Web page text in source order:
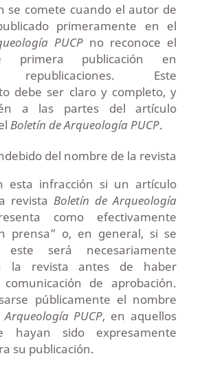
se comete cuando el autor de
primeramente en el
PUCP no reconoce el
primera publicación en
republicaciones. Este
debe ser claro y completo, y
a las partes del artículo
Boletín de Arqueología PUCP.
del nombre de la revista
esta infracción si un artículo
revistaBoletín de Arqueología
como efectivamente
prensa” o, en general, si se
será necesariamente
la revista antes de haber
de aprobación.
públicamente el nombre
PUCP, en aquellos
hayan sido expresamente
su publicación.